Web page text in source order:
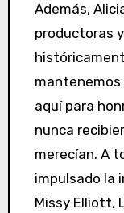
Además,
productoras
aquí para
nunca
merecían. A
impulsado la
Missy Elliott,